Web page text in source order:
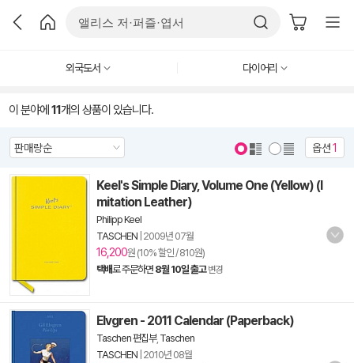
외국도서 다이어리
이 분야에 11개의 상품이 있습니다.
옵션1
Keel's Simple Diary, Volume One (Yellow) (I
mitation Leather)
Philipp Keel
TASCHEN 2009년 07월
16,200원 (10% 할인 / 810원)
택배로 주문하면 8월 10일 출고 변경
Elvgren - 2011 Calendar (Paperback)
Taschen 편집부, Taschen
TASCHEN 2010년 08월